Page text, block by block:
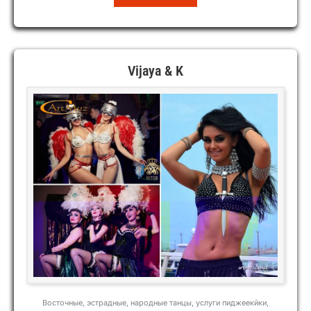
Vijaya & K
Восточные, эстрадные, народные танцы, услуги пиджеекйки,